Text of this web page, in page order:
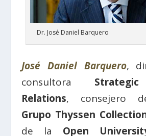
Dr. José Daniel Barquero
José Daniel Barquero,
consultora
Relations, consejero
Grupo Thyssen
de la Open